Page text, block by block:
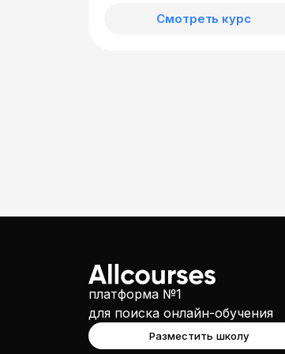
Смотреть курс
платформа №1
для поиска онлайн-обучения
Разместить школу